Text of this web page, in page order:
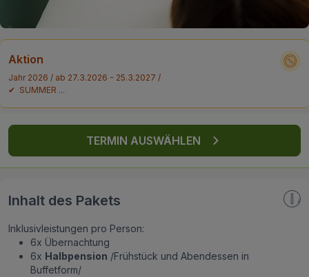
Aktion
Jahr 2026 / ab 27.3.2026 - 25.3.2027 /
✔ SUMMER ...
TERMIN AUSWÄHLEN
Inhalt des Pakets
Inklusivleistungen pro Person:
6x Übernachtung
6x Halbpension /Frühstück und Abendessen in
Buffetform/